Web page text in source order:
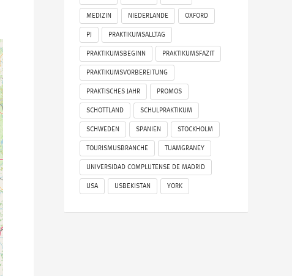
MEDIZIN NIEDERLANDE OXFORD
PJ PRAKTIKUMSALLTAG
PRAKTIKUMSBEGINN PRAKTIKUMSFAZIT
PRAKTIKUMSVORBEREITUNG
PRAKTISCHES JAHR PROMOS
SCHOTTLAND SCHULPRAKTIKUM
SCHWEDEN SPANIEN STOCKHOLM
TOURISMUSBRANCHE TUAMGRANEY
UNIVERSIDAD COMPLUTENSE DE MADRID
USA USBEKISTAN YORK